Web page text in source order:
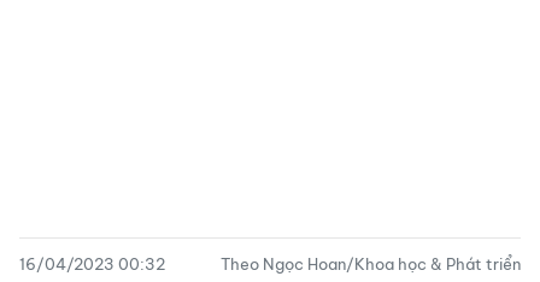
16/04/2023 00:32 Theo Ngọc Hoan/Khoa học & Phát triển